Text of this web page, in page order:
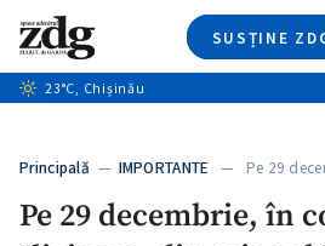
SUSȚINE
+13
Caută
23°C, Chișinău
Principală — IMPORTANTE — Pe 29
Pe 29 decembrie, în